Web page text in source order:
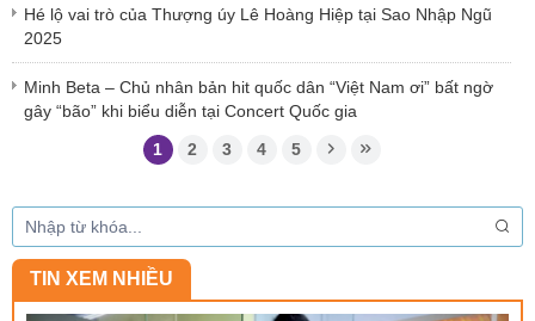
Hé lộ vai trò của Thượng úy Lê Hoàng Hiệp tại Sao Nhập Ngũ
2025
Minh Beta – Chủ nhân bản hit quốc dân “Việt Nam ơi” bất ngờ
gây “bão” khi biểu diễn tại Concert Quốc gia
1 2 3 4 5
TIN XEM NHIỀU